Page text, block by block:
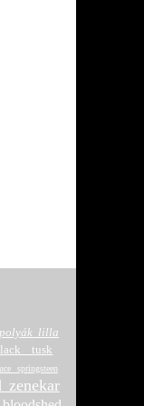
polyák lilla
tusk
springsteen
zenekar